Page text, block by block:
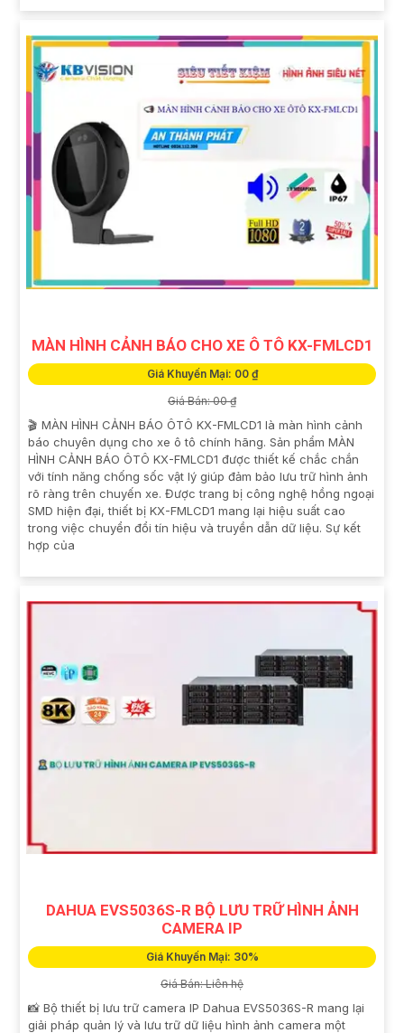
MÀN HÌNH CẢNH BÁO CHO XE Ô TÔ KX-FMLCD1
Giá Khuyến Mại: 00 ₫
Giá Bán: 00 ₫
🎬 MÀN HÌNH CẢNH BÁO ÔTÔ KX-FMLCD1 là màn hình cảnh
báo chuyên dụng cho xe ô tô chính hãng. Sản phẩm MÀN
HÌNH CẢNH BÁO ÔTÔ KX-FMLCD1 được thiết kế chắc chắn
với tính năng chống sốc vật lý giúp đảm bảo lưu trữ hình ảnh
rõ ràng trên chuyến xe. Được trang bị công nghệ hồng ngoại
SMD hiện đại, thiết bị KX-FMLCD1 mang lại hiệu suất cao
trong việc chuyển đổi tín hiệu và truyền dẫn dữ liệu. Sự kết
hợp của
DAHUA EVS5036S-R BỘ LƯU TRỮ HÌNH ẢNH
CAMERA IP
Giá Khuyến Mại: 30%
Giá Bán: Liên hệ
📸 Bộ thiết bị lưu trữ camera IP Dahua EVS5036S-R mang lại
giải pháp quản lý và lưu trữ dữ liệu hình ảnh camera một